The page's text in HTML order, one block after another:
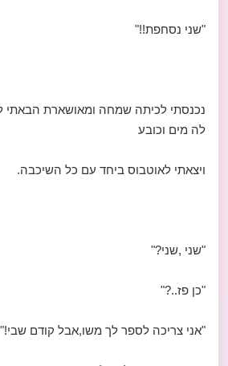
"שני נסחפת!!"
נכנסתי לכיתה שמחה ומאושארת הבאתי
לה מים וכובע
ויצאתי לאוטבוס ביחד עם כל השיכבה.
"שני ,שני?"
"כן פז..?"
"אני צריכה לספר לך משו,אבל קודם שבי!"